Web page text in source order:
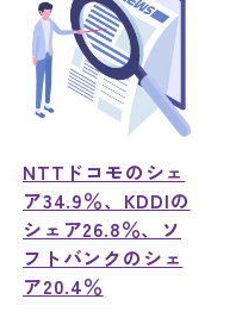
NTTドコモのシェ
ア34.9％、KDDIの
シェア26.8％、ソ
フトバンクのシェ
ア20.4％